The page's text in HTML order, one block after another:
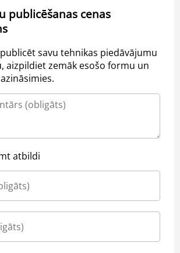
publicēšanas cenas
publicēt savu tehnikas piedāvājumu
aizpildiet zemāk esošo formu un
atbildi